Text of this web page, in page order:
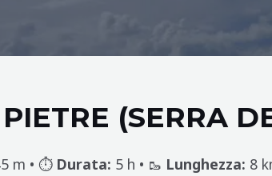
(SERRA
m • ⏱️ Durata: 5 h • 🥾 Lunghezza: 8